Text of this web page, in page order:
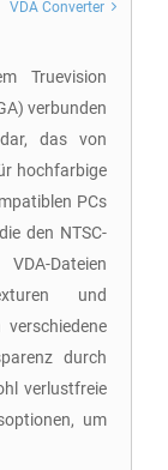
Truevision
verbunden
das von
hochfarbige
PCs
den NTSC-
Dateien
und
durch
verlustfreie
um
VDA Converter